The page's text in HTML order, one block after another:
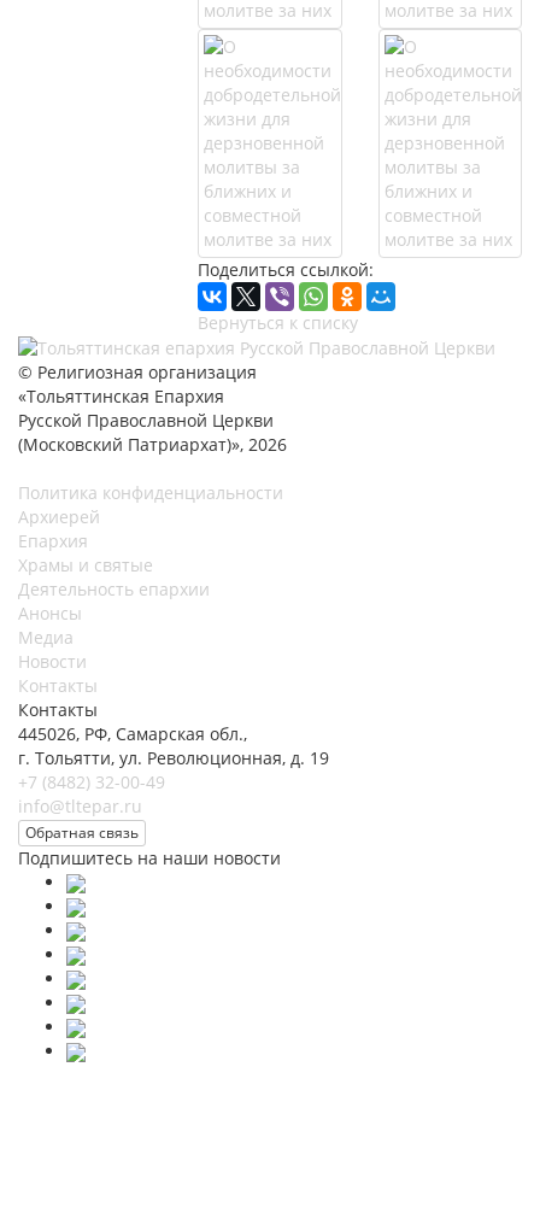
Поделиться ссылкой:
Вернуться к списку
© Религиозная организация
«Тольяттинская Епархия
Русской Православной Церкви
(Московский Патриархат)», 2026
Политика конфиденциальности
Архиерей
Епархия
Храмы и святые
Деятельность епархии
Анонсы
Медиа
Новости
Контакты
Контакты
445026, РФ, Самарская обл.,
г. Тольятти, ул. Революционная, д. 19
+7 (8482) 32-00-49
info@tltepar.ru
Обратная связь
Подпишитесь на наши новости